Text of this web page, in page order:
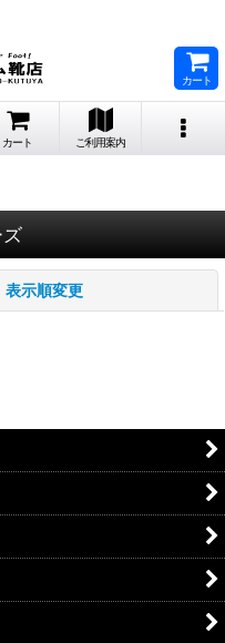
カート
カート ご利用案内
表示順変更